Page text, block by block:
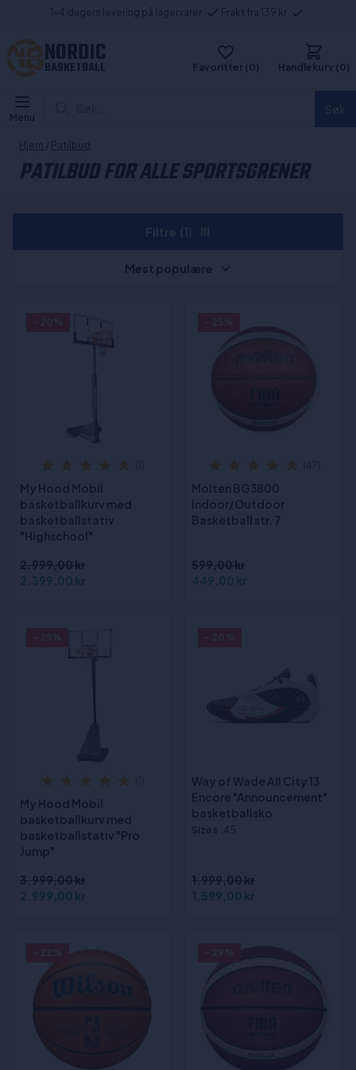
1-4 dagers levering på lagervarer Frakt fra 139 kr
NORDIC
BASKETBALL Favoritter (0) Handlekurv (0)
Menu
Hjem / Patilbud
PATILBUD FOR ALLE SPORTSGRENER
My Hood Mobil
basketballkurv med
basketballstativ
"Highschool"
2.999,00 kr
2.399,00 kr
Molten BG3800
Indoor/Outdoor
Basketball str. 7
599,00 kr
449,00 kr
My Hood Mobil
basketballkurv med
basketballstativ "Pro
Jump"
3.999,00 kr
2.999,00 kr
Way of Wade All City 13
Encore "Announcement"
basketballsko
Sizes :45
1.999,00 kr
1.599,00 kr
Mest populære